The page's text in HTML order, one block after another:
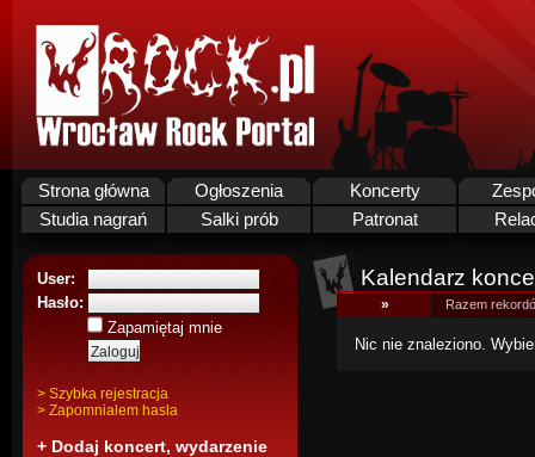
Strona główna Ogłoszenia Koncerty
Studia nagrań
Salki prób Patronat
User:
Hasło:
Zapamiętaj mnie
> Szybka rejestracja
> Zapomnialem hasla
+ Dodaj koncert, wydarzenie
Kalendarz
» Razem
Nic nie znaleziono.